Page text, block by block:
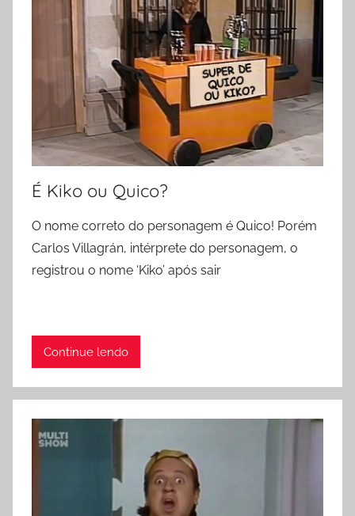
É Kiko ou Quico?
O nome correto do personagem é Quico! Porém
Carlos Villagrán, intérprete do personagem, o
registrou o nome ‘Kiko’ após sair
Continue lendo